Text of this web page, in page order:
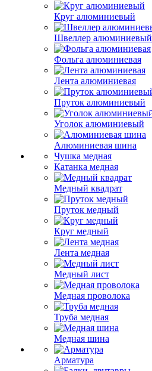
Круг алюминиевый
Швеллер алюминиевый
Фольга алюминиевая
Лента алюминиевая
Пруток алюминиевый
Уголок алюминиевый
Алюминиевая шина
Чушка медная
Катанка медная
Медный квадрат
Пруток медный
Круг медный
Лента медная
Медный лист
Медная проволока
Труба медная
Медная шина
Арматура